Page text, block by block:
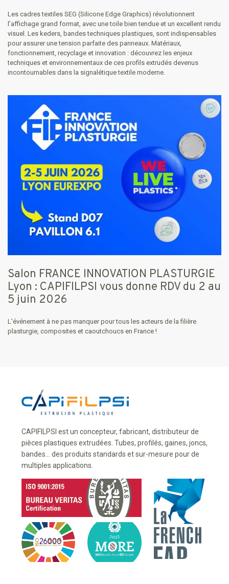
Les cadres textiles SEG (Silicone Edge Graphics) révolutionnent
l’affichage grand format, avec une toile bien tendue et un excellent rendu
visuel. Les keders, bandes techniques plastiques, sont indispensables
pour assurer une tension parfaite des panneaux. Matériaux,
fonctionnement, recyclage et innovation : découvrez les enjeux
techniques et environnementaux de ces profils extrudés devenus
incontournables dans la signalétique textile moderne.
Salon FRANCE INNOVATION PLASTURGIE
Lyon : CAPIFILPSI vous donne RDV du 2 au
5 juin 2026
L'événement à ne pas manquer pour tous les acteurs de la filière
plasturgie, composites et caoutchoucs en France !
CAPIFILPSI est un concepteur, fabricant, distributeur de
pièces plastiques extrudées. Tubes, profilés, gaines, joncs,
bandes... des produits standards et sur-mesure pour de
multiples applications.